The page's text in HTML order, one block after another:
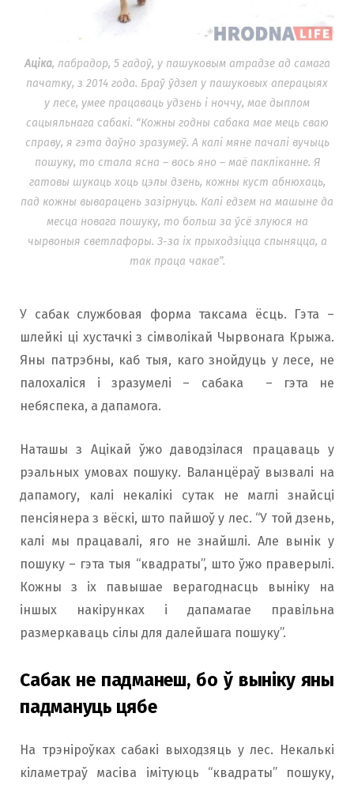
Аціка, лабрадор, 5 гадоў, у пашуковым атрадзе ад самага
пачатку, з 2014 года. Браў ўдзел у пашуковых аперацыях
у лесе, умее працаваць удзень і ноччу, мае дыплом
сацыяльнага сабакі. “Кожны годны сабака мае мець сваю
справу, я гэта даўно зразумеў. А калі мяне пачалі вучыць
пошуку, то стала ясна – вось яно – маё пакліканне. Я
гатовы шукаць хоць цэлы дзень, кожны куст абнюхаць,
пад кожны выварацень зазірнуць. Калі едзем на машыне да
месца новага пошуку, то больш за ўсё злуюся на
чырвоныя светлафоры. З-за іх прыходзіцца спыняцца, а
так праца чакае”.
У сабак службовая форма таксама ёсць. Гэта –
шлейкі ці хустачкі з сімволікай Чырвонага Крыжа.
Яны патрэбны, каб тыя, каго знойдуць у лесе, не
палохаліся і зразумелі – сабака – гэта не
небяспека, а дапамога.
Наташы з Ацікай ўжо даводзілася працаваць у
рэальных умовах пошуку. Валанцёраў вызвалі на
дапамогу, калі некалікі сутак не маглі знайсці
пенсіянера з вёскі, што пайшоў у лес. “У той дзень,
калі мы працавалі, яго не знайшлі. Але вынік у
пошуку – гэта тыя “квадраты”, што ўжо праверылі.
Кожны з іх павышае верагоднасць выніку на
іншых накірунках і дапамагае правільна
размеркаваць сілы для далейшага пошуку”.
Сабак не падманеш, бо ў выніку яны
падмануць цябе
На трэніроўках сабакі выходзяць у лес. Некалькі
кіламетраў масіва імітуюць “квадраты” пошуку,